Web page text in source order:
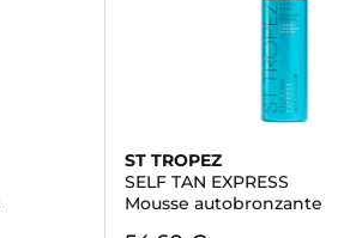
ST TROPEZ
SELF TAN EXPRESS
Mousse autobronzante